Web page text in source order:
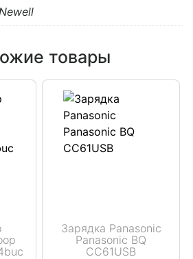
Newell
товары
Зарядка Panasonic
Panasonic BQ
CC61USB